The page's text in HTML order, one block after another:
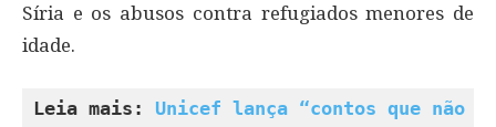
Síria e os abusos contra refugiados menores de
idade.
Leia mais: Unicef lança “contos que não